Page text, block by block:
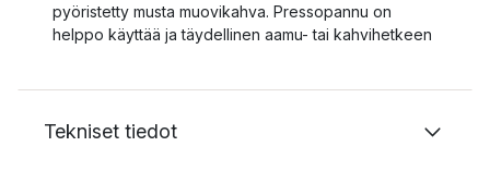
pyöristetty musta muovikahva. Pressopannu on
helppo käyttää ja täydellinen aamu- tai kahvihetkeen
Tekniset tiedot